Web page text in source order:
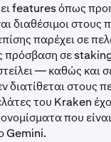
features όπως
διαθέσιμοι στους
παρέχει σε
πρόσβαση σε
— καθώς και
διατίθεται στους
του Kraken
που
Gemini.